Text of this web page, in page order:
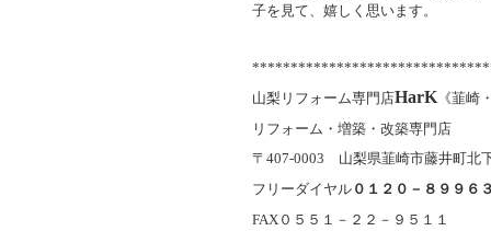
子を見て、嬉しく思います。
山梨リフォーム専門店HarK 《韮崎
リフォーム・増築・改築専門店
〒407-0003 山梨県韮崎市藤井町北
フリーダイヤル ０１２０－８９９６
FAX０５５１－２２－９５１１